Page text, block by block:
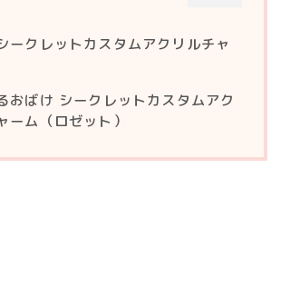
ークレットカスタムアクリルチャ
おばけ シークレットカスタムアク
ーム（ロゼット）